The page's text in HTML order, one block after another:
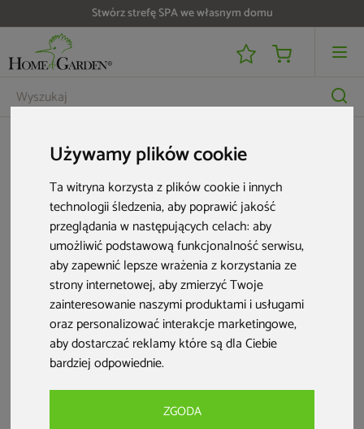
Używamy plików cookie
Ta witryna korzysta z plików cookie i innych
technologii śledzenia, aby poprawić jakość
przeglądania w następujących celach:aby
umożliwić podstawową funkcjonalność serwisu,
aby zapewnić lepsze wrażenia z korzystania ze
strony internetowej,aby zmierzyć Twoje
zainteresowanie naszymi produktami i usługami
oraz personalizować interakcje marketingowe,
aby dostarczać reklamy które są dla Ciebie
bardziej odpowiednie.
ZGODA
Stwórz strefę SPA we własnym domu
Karty podarunkowe Karta podarunkowa 1500 zł